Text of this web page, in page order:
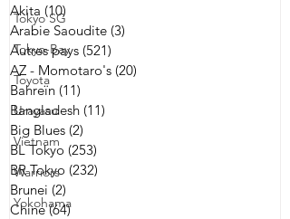
Tokyo SG
Tokyo-Bay
Toyota
Urayasu
Vietnam
Warriors
Yokohama
Akita (10)
Arabie Saoudite (3)
Autres pays (521)
AZ - Momotaro's (20)
Bahreïn (11)
Bangladesh (11)
Big Blues (2)
BL Tokyo (253)
BR Tokyo (232)
Brunei (2)
Chine (64)64 posts